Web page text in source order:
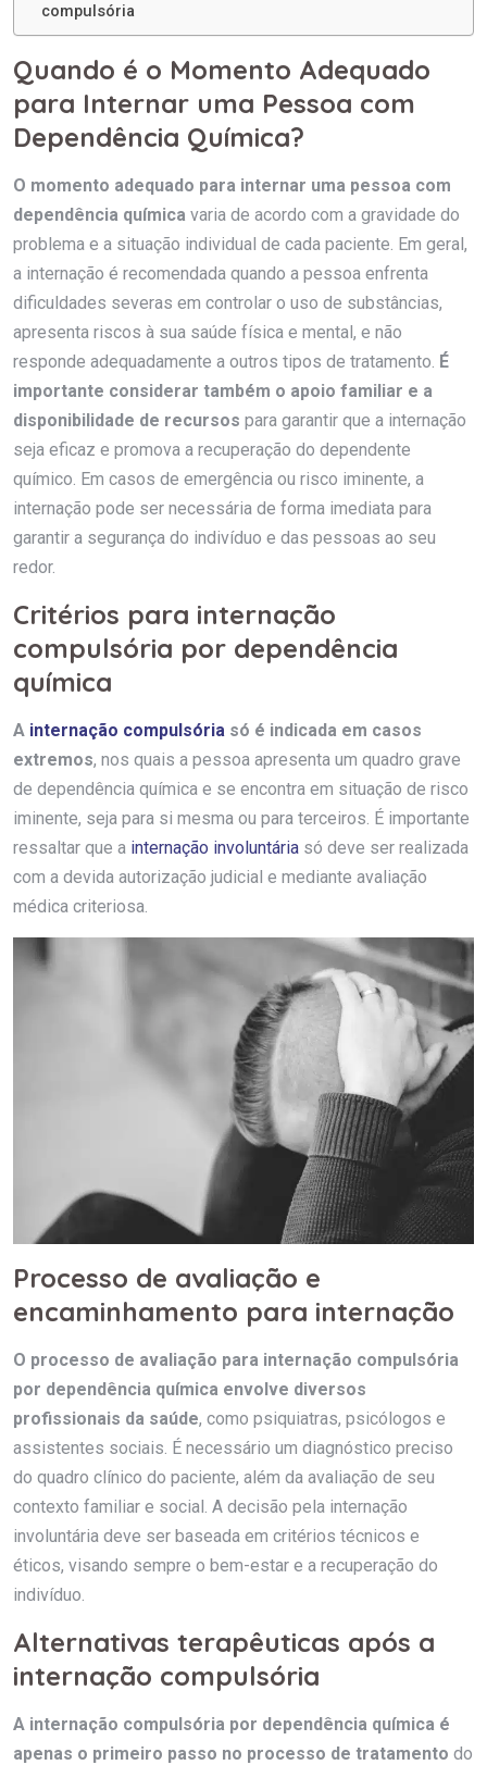
compulsória
Quando é o Momento Adequado
para Internar uma Pessoa com
Dependência Química?
O momento adequado para internar uma pessoa com
dependência química varia de acordo com a gravidade do
problema e a situação individual de cada paciente. Em geral,
a internação é recomendada quando a pessoa enfrenta
dificuldades severas em controlar o uso de substâncias,
apresenta riscos à sua saúde física e mental, e não
responde adequadamente a outros tipos de tratamento. É
importante considerar também o apoio familiar e a
disponibilidade de recursos para garantir que a internação
seja eficaz e promova a recuperação do dependente
químico. Em casos de emergência ou risco iminente, a
internação pode ser necessária de forma imediata para
garantir a segurança do indivíduo e das pessoas ao seu
redor.
Critérios para internação
compulsória por dependência
química
A internação compulsória só é indicada em casos
extremos, nos quais a pessoa apresenta um quadro grave
de dependência química e se encontra em situação de risco
iminente, seja para si mesma ou para terceiros. É importante
ressaltar que a internação involuntária só deve ser realizada
com a devida autorização judicial e mediante avaliação
médica criteriosa.
Processo de avaliação e
encaminhamento para internação
O processo de avaliação para internação compulsória
por dependência química envolve diversos
profissionais da saúde, como psiquiatras, psicólogos e
assistentes sociais. É necessário um diagnóstico preciso
do quadro clínico do paciente, além da avaliação de seu
contexto familiar e social. A decisão pela internação
involuntária deve ser baseada em critérios técnicos e
éticos, visando sempre o bem-estar e a recuperação do
indivíduo.
Alternativas terapêuticas após a
internação compulsória
A internação compulsória por dependência química é
apenas o primeiro passo no processo de tratamento do